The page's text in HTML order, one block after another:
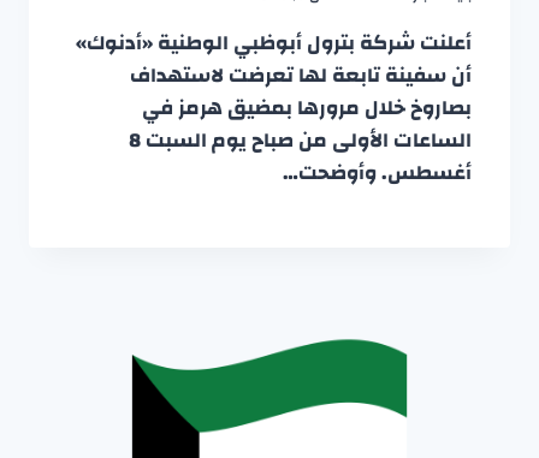
أعلنت شركة بترول أبوظبي الوطنية «أدنوك»
أن سفينة تابعة لها تعرضت لاستهداف
بصاروخ خلال مرورها بمضيق هرمز في
الساعات الأولى من صباح يوم السبت 8
أغسطس. وأوضحت…